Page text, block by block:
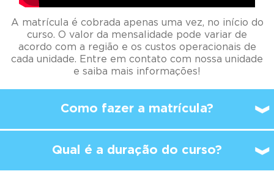
A matrícula é cobrada apenas uma vez, no início do
curso. O valor da mensalidade pode variar de
acordo com a região e os custos operacionais de
cada unidade. Entre em contato com nossa unidade
e saiba mais informações!
Como fazer a matrícula?
Qual é a duração do curso?